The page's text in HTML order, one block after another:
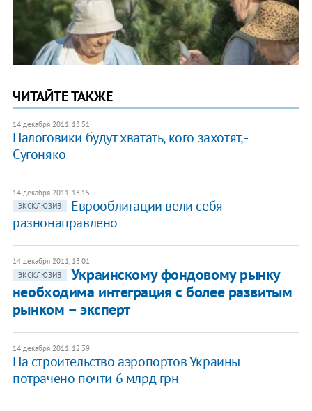
ЧИТАЙТЕ ТАКЖЕ
14 декабря 2011, 13:51
Налоговики будут хватать, кого захотят, -
Сугоняко
14 декабря 2011, 13:15
ЭКСКЛЮЗИВ
Еврооблигации вели себя
разнонаправлено
14 декабря 2011, 13:01
ЭКСКЛЮЗИВ
Украинскому фондовому рынку
необходима интеграция с более развитым
рынком – эксперт
14 декабря 2011, 12:39
На строительство аэропортов Украины
потрачено почти 6 млрд грн